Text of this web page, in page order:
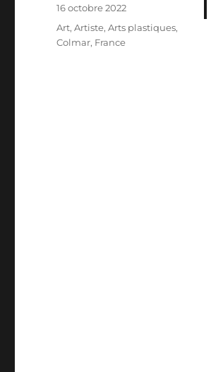
Publié
16 octobre 2022
Catégories
Art,Artiste,Arts plastiques,
Colmar, France